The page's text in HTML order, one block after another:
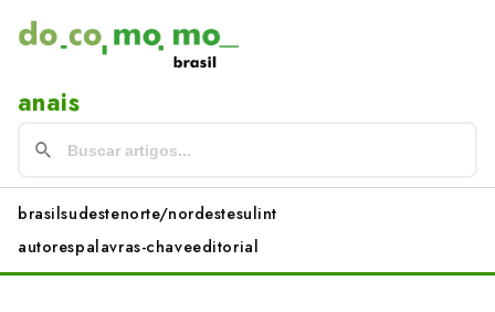
anais
brasilsudestenorte/nordestesulint
autorespalavras-chaveeditorial